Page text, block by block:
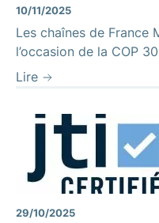
10/11/2025
Les chaînes de France
l’occasion de la COP
Lire
29/10/2025